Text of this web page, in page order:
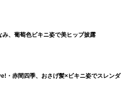
み、葡萄色ビキニ姿で美ヒップ披露
・赤間四季、おさげ髪×ビキニ姿でスレンダ